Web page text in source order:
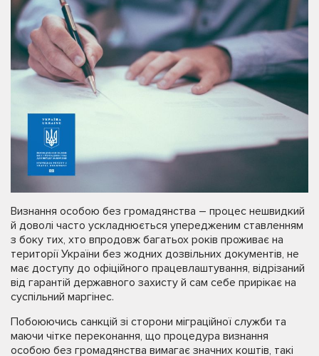
Визнання особою без громадянства – процес нешвидкий
й доволі часто ускладнюється упередженим ставленням
з боку тих, хто впродовж багатьох років проживає на
території України без жодних дозвільних документів, не
має доступу до офіційного працевлаштування, відрізаний
від гарантій державного захисту й сам себе прирікає на
суспільний маргінес.
Побоюючись санкцій зі сторони міграційної служби та
маючи чітке переконання, що процедура визнання
особою без громадянства вимагає значних коштів, такі